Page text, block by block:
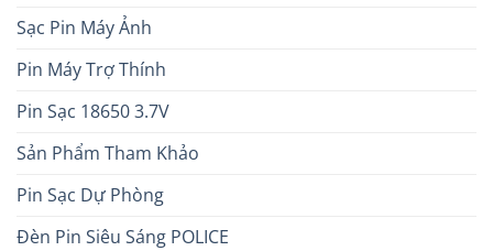
Sạc Pin Máy Ảnh
Pin Máy Trợ Thính
Pin Sạc 18650 3.7V
Sản Phẩm Tham Khảo
Pin Sạc Dự Phòng
Đèn Pin Siêu Sáng POLICE